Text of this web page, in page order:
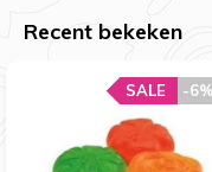
Recent bekeken
-6%
SALE